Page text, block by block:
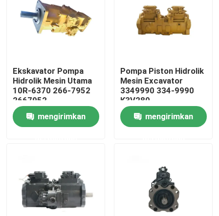
Tentang kami
Kontrol kualitas
Hubungi kami
Permintaan Penawaran
Suku Cadang Ekskavator
Ekskavator Pompa
Hidrolik Mesin Utama
10R-6370 266-7952
2667952
mengirimkan
Pompa Piston Hidrolik
Mesin Excavator
3349990 334-9990
K3V280
mengirimkan